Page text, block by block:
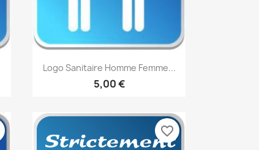
Aperçu rapide
Logo Sanitaire Homme Femme...
5,00 €
favorite_border